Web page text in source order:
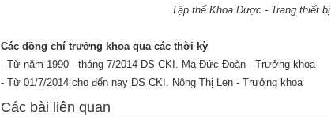
Tập thể Khoa Dược - Trang thiết bị
Các đồng chí trưởng khoa qua các thời kỳ
- Từ năm 1990 - tháng 7/2014 DS CKI. Ma Đức Đoàn - Trưởng khoa
- Từ 01/7/2014 cho đến nay DS CKI. Nông Thị Len - Trưởng khoa
Các bài liên quan